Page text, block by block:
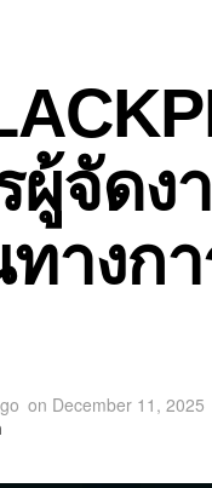
ผู้จัดง
ทางก
on December 11, 2025